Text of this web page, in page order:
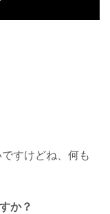
すけどね、何も
か？